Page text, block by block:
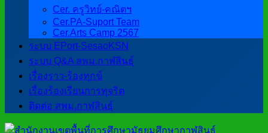
Cer. ครูวิทย์-คณิตฯ
Cer.PA-Suport Team
Cer.Arts Camp 2567
ระบบ EPort-SesaoKSN
ระบบ Q&A สพม.กาฬสินธุ์
เรื่องราว-ร้องทุกข์
เรื่องร้องเรียนการทุจริต
ติดต่อ สพม.กาฬสินธุ์